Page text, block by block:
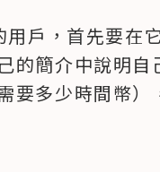
戶，首先要在
的簡介中說明
要多少時間幣）